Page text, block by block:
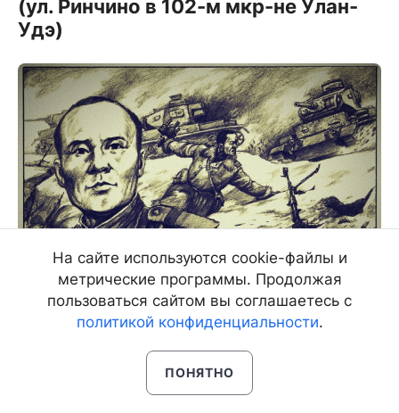
(ул. Ринчино в 102-м мкр-не Улан-
Удэ)
Родился в 1913 году в
Агинской степи (Акшинский
уезд Забайкальской
На сайте используются cookie-файлы и
метрические программы. Продолжая
пользоваться сайтом вы соглашаетесь с
политикой конфиденциальности.
ПОНЯТНО